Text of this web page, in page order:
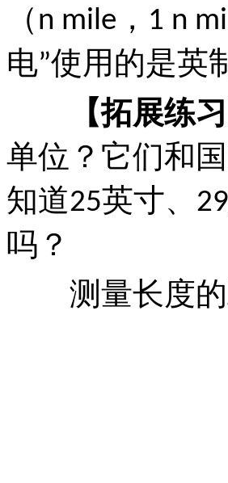
（ n mile ， 1 n
电”使用的是英
【拓展练习
单位？它们和
知道25英寸、 29
吗？
测量长度的